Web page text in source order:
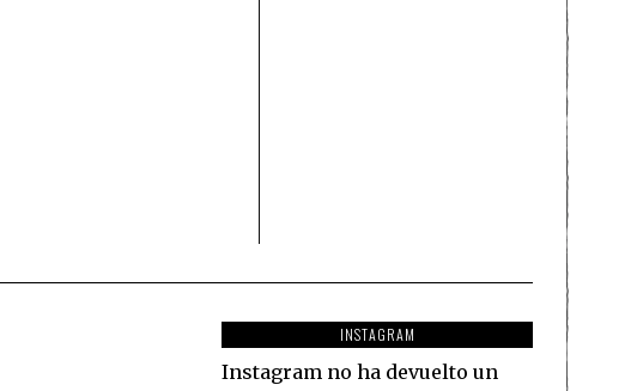
INSTAGRAM
Instagram no ha devuelto un